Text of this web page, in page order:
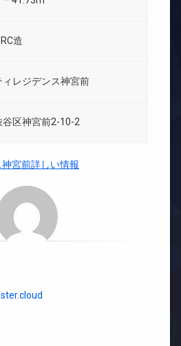
造
ィレジデンス神宮前
谷区神宮前2-10-2
宮前詳しい情報